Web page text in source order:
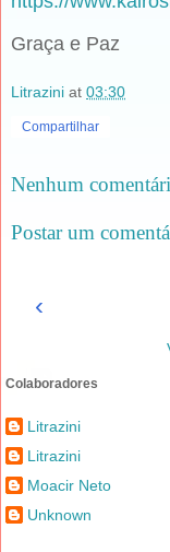
Graça e Paz
Litrazini at 03:30
Compartilhar
Nenhum
Postar um
‹
Colaboradores
Litrazini
Litrazini
Moacir Neto
Unknown